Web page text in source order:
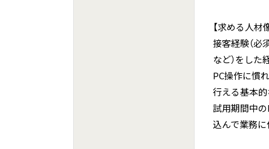
【求める人材
接客経験（必
など）をした
PC操作に慣
行える基本
試用期間中の
込んで業務に